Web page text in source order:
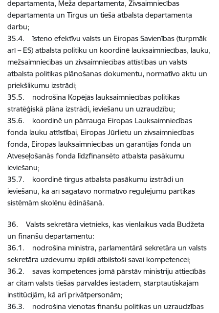
departamenta, Meža departamenta, Zivsaimniecības
departamenta un Tirgus un tiešā atbalsta departamenta
darbu;
35.4. īsteno efektīvu valsts un Eiropas Savienības (turpmāk
arī – ES) atbalsta politiku un koordinē lauksaimniecības, lauku,
mežsaimniecības un zivsaimniecības attīstības un valsts
atbalsta politikas plānošanas dokumentu, normatīvo aktu un
priekšlikumu izstrādi;
35.5. nodrošina Kopējās lauksaimniecības politikas
stratēģiskā plāna izstrādi, ieviešanu un uzraudzību;
35.6. koordinē un pārrauga Eiropas Lauksaimniecības
fonda lauku attīstībai, Eiropas Jūrlietu un zivsaimniecības
fonda, Eiropas lauksaimniecības un garantijas fonda un
Atveseļošanās fonda līdzfinansēto atbalsta pasākumu
ieviešanu;
35.7. koordinē tirgus atbalsta pasākumu izstrādi un
ieviešanu, kā arī sagatavo normatīvo regulējumu pārtikas
sistēmām skolēnu ēdināšanā.
36. Valsts sekretāra vietnieks, kas vienlaikus vada Budžeta
un finanšu departamentu:
36.1. nodrošina ministra, parlamentārā sekretāra un valsts
sekretāra uzdevumu izpildi atbilstoši savai kompetencei;
36.2. savas kompetences jomā pārstāv ministriju attiecībās
ar citām valsts tiešās pārvaldes iestādēm, starptautiskajām
institūcijām, kā arī privātpersonām;
36.3. nodrošina vienotas finanšu politikas un uzraudzības